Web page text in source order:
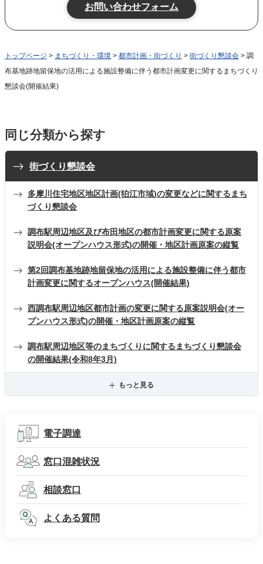
トップページ > まちづくり・環境 > 都市計画・街づくり > 街づくり懇談会 > 調
布基地跡地留保地の活用による施設整備に伴う都市計画変更に関するまちづくり
懇談会(開催結果)
同じ分類から探す
街づくり懇談会
多摩川住宅地区地区計画(狛江市域)の変更などに関するまち
づくり懇談会
調布駅周辺地区及び布田地区の都市計画変更に関する原案
説明会(オープンハウス形式)の開催・地区計画原案の縦覧
第2回調布基地跡地留保地の活用による施設整備に伴う都市
計画変更に関するオープンハウス(開催結果)
西調布駅周辺地区都市計画の変更に関する原案説明会(オー
プンハウス形式)の開催・地区計画原案の縦覧
調布駅周辺地区等のまちづくりに関するまちづくり懇談会
の開催結果(令和8年3月)
もっと見る
電子調達
窓口混雑状況
相談窓口
よくある質問